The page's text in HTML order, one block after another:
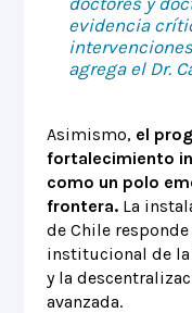
evidencia
agrega el Dr.
Asimismo, el
fortalecimiento
como un polo
frontera.La
de Chile
institucional de la
y la
avanzada.